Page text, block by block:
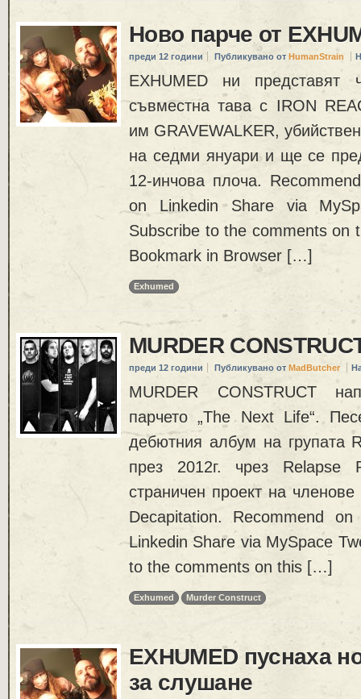
Ново парче от
преди 12 години Публикувано от HumanStrain
EXHUMED ни представят
съвместна тава с IRON
им GRAVEWALKER,
на седми януари и ще се
12-инчова плоча.
on Linkedin Share via
Subscribe to the comments on
Bookmark in Browser […]
Exhumed
MURDER
преди 12 години Публикувано от MadButcher
MURDER CONSTRUCT
парчето „The Next Life“.
дебютния албум на групата
през 2012г. чрез Relapse
страничен проект на
Decapitation. Recommend
Linkedin Share via MySpace
to the comments on this […]
Exhumed Murder Construct
EXHUMED пуснаха
за слушане